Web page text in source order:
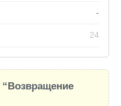
-
24
“Возвращение